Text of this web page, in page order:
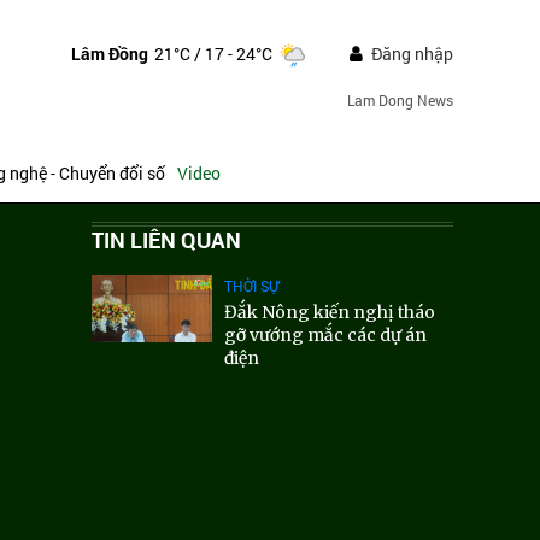
Lâm Đồng 21°C/ 17 - 24°C Đăng nhập
Lam Dong News
nghệ - Chuyển đổi số Video
TIN LIÊN QUAN
THỜI SỰ
Đắk Nông kiến nghị tháo
gỡ vướng mắc các dự án
điện